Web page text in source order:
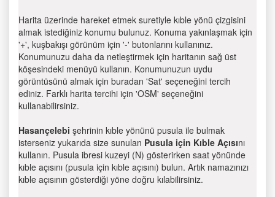
Harita üzerinde hareket etmek suretiyle kıble yönü çizgisini
almak istediğiniz konumu bulunuz. Konuma yakınlaşmak için
'+', kuşbakışı görünüm için '-' butonlarını kullanınız.
Konumunuzu daha da netleştirmek için haritanın sağ üst
köşesindeki menüyü kullanın. Konumunuzun uydu
görüntüsünü almak için buradan 'Sat' seçeneğini tercih
ediniz. Farklı harita tercihi için 'OSM' seçeneğini
kullanabilirsiniz.
Hasançelebi şehrinin kıble yönünü pusula ile bulmak
isterseniz yukarıda size sunulan Pusula için Kıble Açısını
kullanın. Pusula ibresi kuzeyi (N) gösterirken saat yönünde
kıble açısını (pusula için kıble açısını) bulun. Artık namazınızı
kıble açısının gösterdiği yöne doğru kılabilirsiniz.